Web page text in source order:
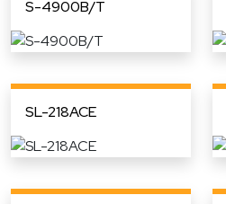
S-4900B/T
SL-218ACE